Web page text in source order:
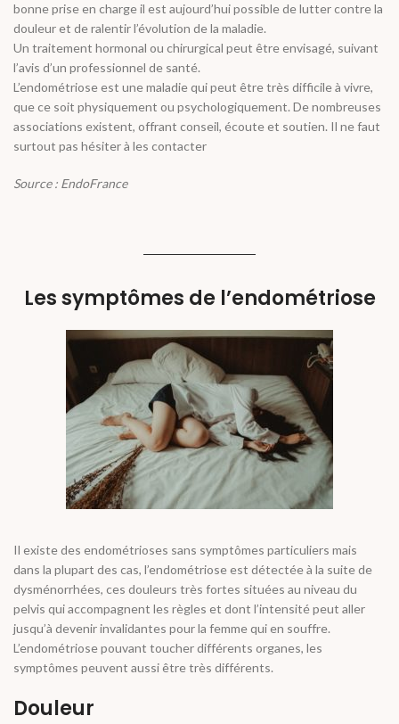
bonne prise en charge il est aujourd’hui possible de lutter contre la
douleur et de ralentir l’évolution de la maladie.
Un traitement hormonal ou chirurgical peut être envisagé, suivant
l’avis d’un professionnel de santé.
L’endométriose est une maladie qui peut être très difficile à vivre,
que ce soit physiquement ou psychologiquement. De nombreuses
associations existent, offrant conseil, écoute et soutien. Il ne faut
surtout pas hésiter à les contacter
Source : EndoFrance
Les symptômes de l’endométriose
Il existe des endométrioses sans symptômes particuliers mais
dans la plupart des cas, l’endométriose est détectée à la suite de
dysménorrhées, ces douleurs très fortes situées au niveau du
pelvis qui accompagnent les règles et dont l’intensité peut aller
jusqu’à devenir invalidantes pour la femme qui en souffre.
L’endométriose pouvant toucher différents organes, les
symptômes peuvent aussi être très différents.
Douleur